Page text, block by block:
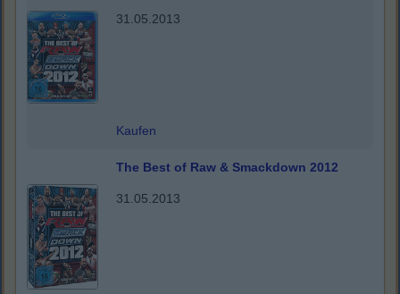
31.05.2013
Kaufen
The Best of Raw & Smackdown 2012
31.05.2013